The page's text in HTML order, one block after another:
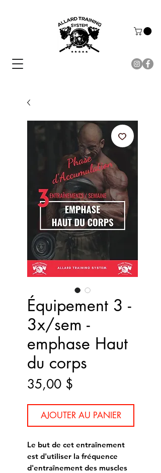
Équipement 3 -
3x/sem -
emphase Haut
du corps
35,00 $
AJOUTER AU PANIER
Le but de cet entraînement
est d'utiliser la fréquence
d'entraînement des muscles